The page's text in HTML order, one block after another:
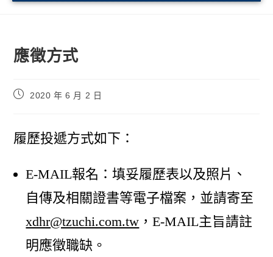
應徵方式
2020 年 6 月 2 日
履歷投遞方式如下：
E-MAIL報名：填妥履歷表以及照片、
自傳及相關證書等電子檔案，並請寄至
xdhr@tzuchi.com.tw ，E-MAIL主旨請註
明應徵職缺。